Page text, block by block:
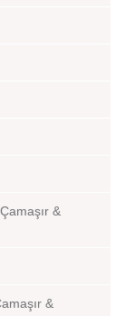
&
&